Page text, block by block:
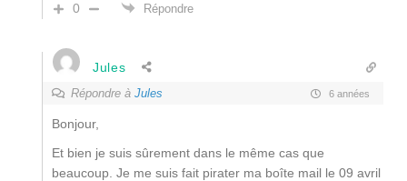
0 Répondre
Jules
Répondre à Jules 6 années
Bonjour,
Et bien je suis sûrement dans le même cas que
beaucoup. Je me suis fait pirater ma boîte mail le 09 avril